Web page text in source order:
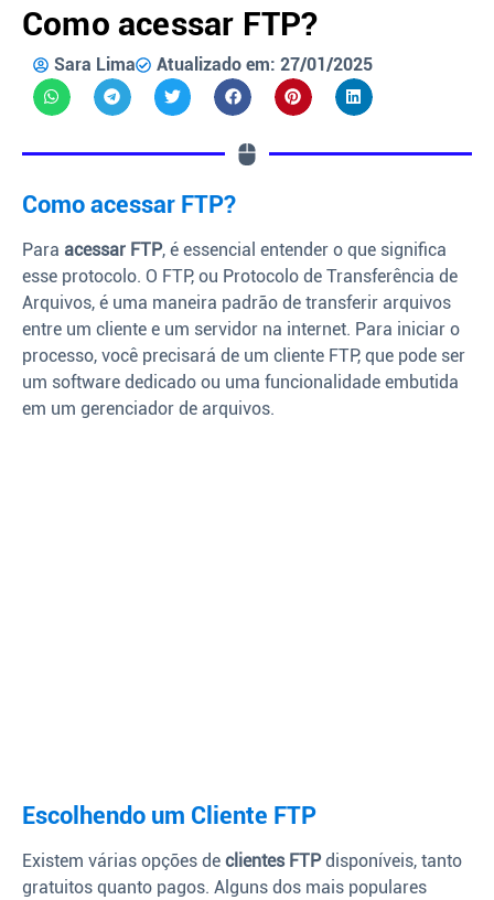
Como acessar FTP?
Sara Lima Atualizado em: 27/01/2025
Como acessar FTP?
Para acessar FTP, é essencial entender o que significa
esse protocolo. O FTP, ou Protocolo de Transferência de
Arquivos, é uma maneira padrão de transferir arquivos
entre um cliente e um servidor na internet. Para iniciar o
processo, você precisará de um cliente FTP, que pode ser
um software dedicado ou uma funcionalidade embutida
em um gerenciador de arquivos.
Escolhendo um Cliente FTP
Existem várias opções de clientes FTPdisponíveis, tanto
gratuitos quanto pagos. Alguns dos mais populares